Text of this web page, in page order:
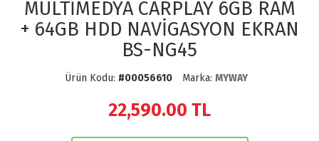
MULTİMEDYA CARPLAY 6GB RAM
+ 64GB HDD NAVİGASYON EKRAN
BS-NG45
Ürün Kodu: #00056610 Marka: MYWAY
22,590.00 TL